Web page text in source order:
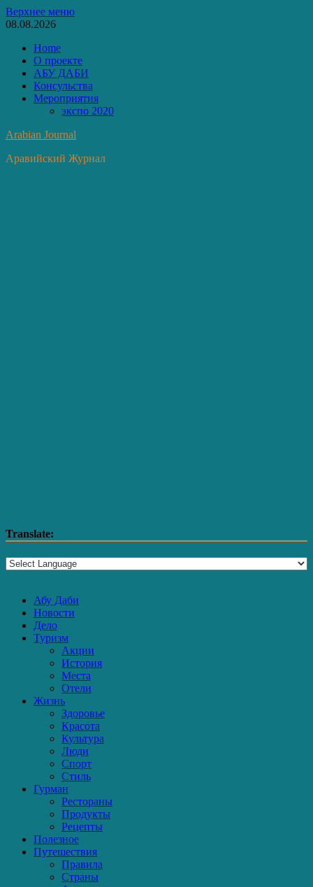
Перейти
к
Верхнее меню
08.08.2026
Home
О проекте
АБУ ДАБИ
Консульства
Мероприятия
экспо 2020
Arabian Journal
Аравийский Журнал
Translate:
Абу Даби
Новости
Дело
Туризм
Акции
История
Места
Отели
Жизнь
Здоровье
Красота
Культура
Люди
Спорт
Стиль
Гурман
Рестораны
Продукты
Рецепты
Полезное
Путешествия
Правила
Страны